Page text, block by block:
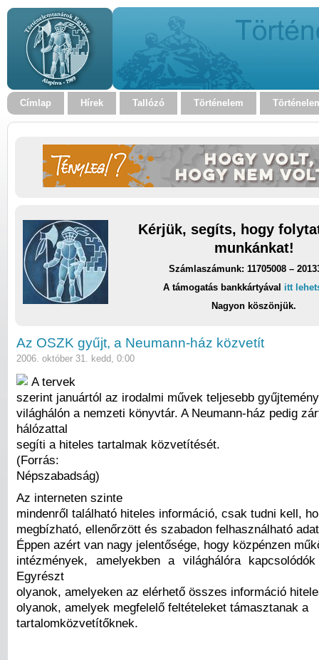
Címlap Hírek Tallózó Történelem
Kérjük, segíts, hogy
munkánkat!
Számlaszámunk: 11705008 –
A támogatás bankkártyával itt
Nagyon köszönjük.
Az OSZK gyűjt, a Neumann-ház közvetít
2006. október 31. kedd, 0:00
A tervek
szerint januártól az irodalmi művek teljesebb
világhálón a nemzeti könyvtár. A Neumann-ház pedig
hálózattal
segíti a hiteles tartalmak közvetítését.
(Forrás:
Népszabadság)
Az interneten szinte
mindenről található hiteles információ, csak tudni kell,
megbízható, ellenőrzött és szabadon felhasználható
Éppen azért van nagy jelentősége, hogy közpénzen
intézmények, amelyekben a világhálóra
Egyrészt
olyanok, amelyeken az elérhető összes információ
olyanok, amelyek megfelelő feltételeket támasztanak a
tartalomközvetítőknek.